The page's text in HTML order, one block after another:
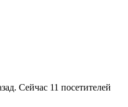
. Сейчас 11 посетителей